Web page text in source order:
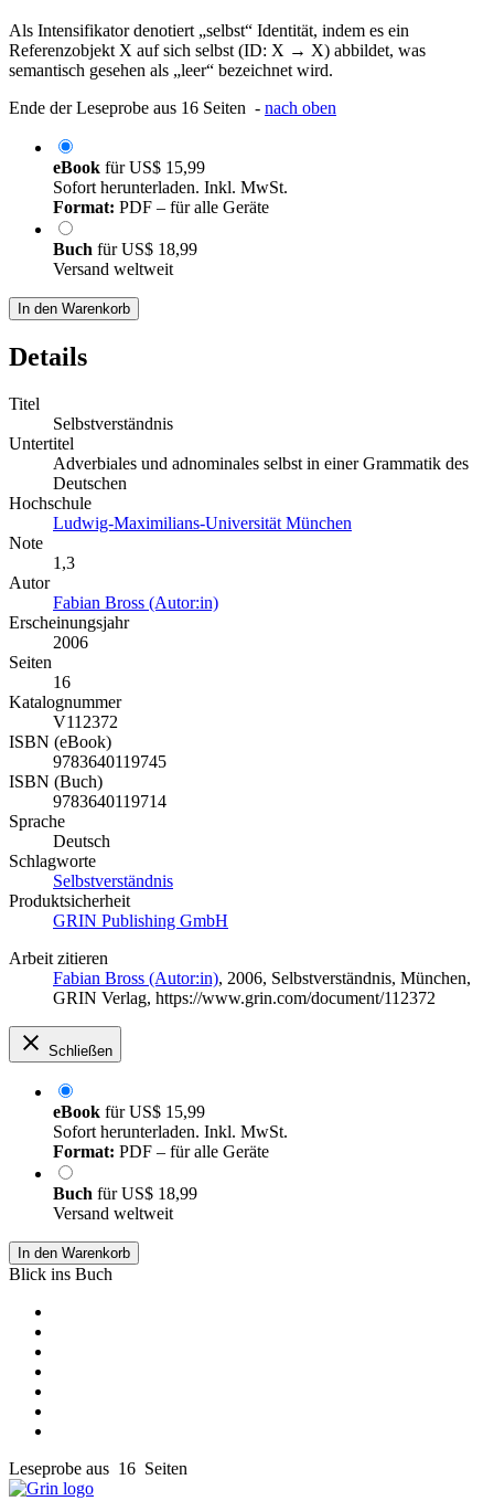
Als Intensifikator denotiert „selbst“ Identität, indem es ein
Referenzobjekt X auf sich selbst (ID: X → X) abbildet, was
semantisch gesehen als „leer“ bezeichnet wird.
Ende der Leseprobe aus 16 Seiten - nach oben
eBook fürUS$ 15,99
Sofort herunterladen. Inkl. MwSt.
Format: PDF – für alle Geräte
Buch fürUS$ 18,99
Versand weltweit
In den Warenkorb
Details
Titel
Selbstverständnis
Untertitel
Adverbiales und adnominales selbst in einer Grammatik des
Deutschen
Hochschule
Ludwig-Maximilians-Universität München
Note
1,3
Autor
Fabian Bross (Autor:in)
Erscheinungsjahr
2006
Seiten
16
Katalognummer
V112372
ISBN (eBook)
9783640119745
ISBN (Buch)
9783640119714
Sprache
Deutsch
Schlagworte
Selbstverständnis
Produktsicherheit
GRIN Publishing GmbH
Arbeit zitieren
Fabian Bross (Autor:in), 2006, Selbstverständnis, München,
GRIN Verlag, https://www.grin.com/document/112372
Schließen
eBook fürUS$ 15,99
Sofort herunterladen. Inkl. MwSt.
Format: PDF – für alle Geräte
Buch fürUS$ 18,99
Versand weltweit
In den Warenkorb
Blick ins Buch
Leseprobe aus 16 Seiten